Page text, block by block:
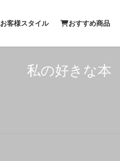
お客様スタイル おすすめ商品
私の好きな本